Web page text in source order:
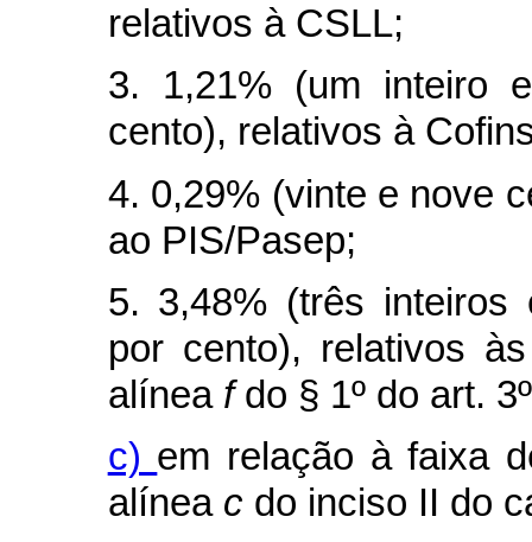
relativos à CSLL;
3. 1,21% (um inteiro
cento), relativos à
4. 0,29% (vinte e nove
ao PIS/Pasep;
5. 3,48% (três inteiros
por cento), relativos
alínea fdo § 1º do art.
c) em relação à faixa
alínea c do inciso II do